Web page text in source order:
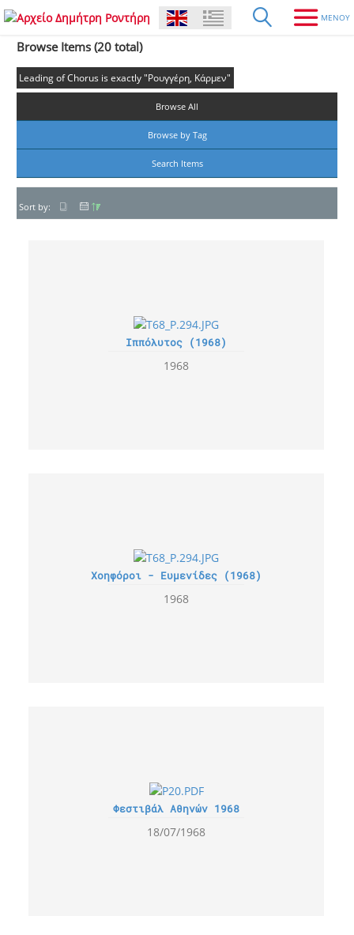
Browse Items (20 total)
Leading of Chorus is exactly "Ρουγγέρη, Κάρμεν"
Browse All
Browse by Tag
Search Items
Sort by:
Ιππόλυτος (1968)
1968
Χοηφόροι - Ευμενίδες (1968)
1968
Φεστιβάλ Αθηνών 1968
18/07/1968